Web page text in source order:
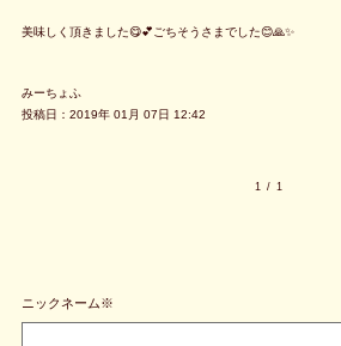
美味しく頂きました😋💕ごちそうさまでした😊🙏✨
みーちょふ
投稿日：2019年 01月 07日 12:42
1 / 1
ニックネーム※